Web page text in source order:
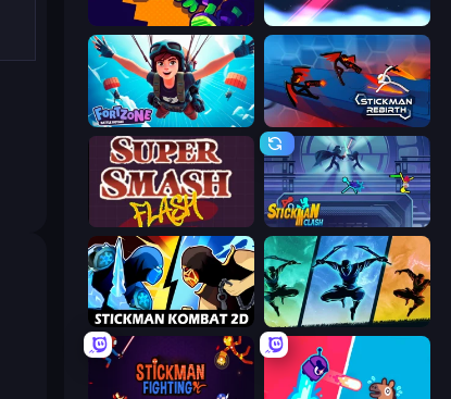
Advent NEON Cross Strike
Fortzone Battle Royale Stickman Rebirth
Super Smash Flash Stickman Clash
Stickman Kombat 2D Shadow Ninja Revenge